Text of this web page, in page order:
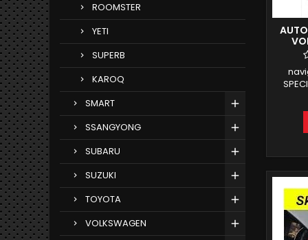
ROOMSTER
YETI
SUPERB
KAROQ
SMART
SSANGYONG
SUBARU
SUZUKI
TOYOTA
VOLKSWAGEN